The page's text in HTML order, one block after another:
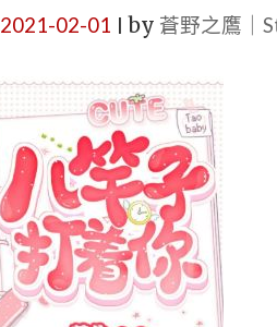
2021-02-01 by 蒼野之鷹｜